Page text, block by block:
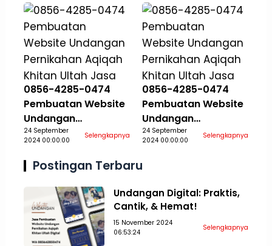
0856-4285-0474
Pembuatan Website
Undangan
Pernikahan Aqiqah
Aceh Tamiang
24 September
2024 00:00:00
Selengkapnya
0856-4285-0474
Pembuatan Website
Undangan
Pernikahan Aqiqah
Aceh Tengah
24 September
2024 00:00:00
Selengkapnya
Postingan Terbaru
Undangan Digital: Praktis,
Cantik, & Hemat!
15 November 2024
06:53:24
Selengkapnya